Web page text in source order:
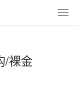
/裸金